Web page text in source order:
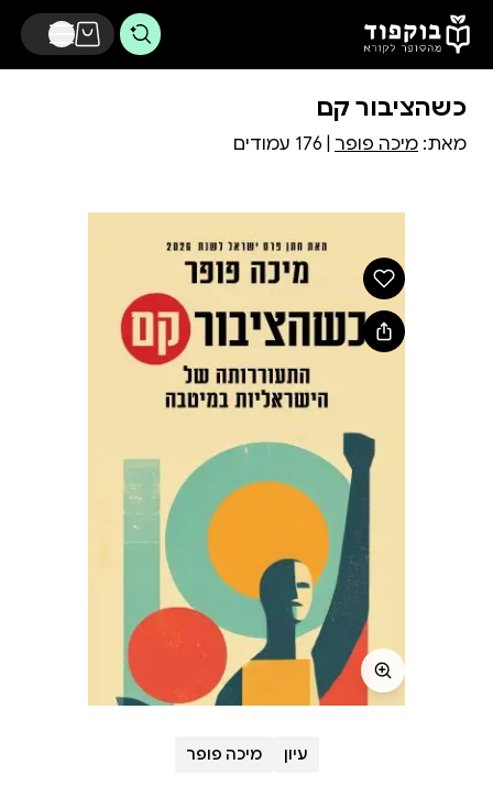
דלג לתוכן הראשי
כשהציבור קם
מאת: מיכה פופר
עיון מיכה פופר